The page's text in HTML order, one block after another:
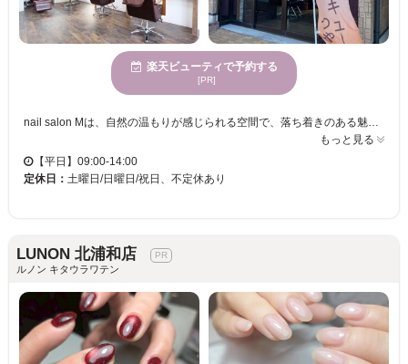
楽天ビューティで予約する
[PR]
nail salon Mは、自然の温もりが感じられる空間で、落ち着きのある魅力あふれる女性に人気のネイルサロンです。心地よい環境の中で、日常のストレスを忘れ、心身ともにリラックスできるひと時を提供します。一人ひとりに寄り添ったマンツーマンの丁寧なカウンセリングと施術を心掛けており、そのため、安心して自分だけの時間を楽しむことができます。nail salon Mで、おしゃれで自分らしいネイルを楽しんでください。年齢を問わず、多様な年齢層の方々の美しい指先をサポートします。
もっと見る
【平日】09:00-14:00
定休日： 土曜日/日曜日/祝日、不定休あり
LUNON 北浦和店
ルノン キタウラワテン